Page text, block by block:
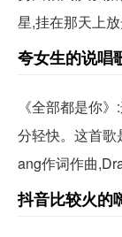
星,挂在那天上放
夸女生的说唱
《全部都是你
分轻快。这首
ang作词作曲
抖音比较火的